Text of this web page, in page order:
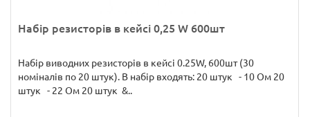
Набір резисторів в кейсі 0,25 W 600шт
Набір виводних резисторів в кейсі 0.25W, 600шт (30
номіналів по 20 штук). В набір входять: 20 штук - 10 Ом 20
штук - 22 Ом 20 штук &..